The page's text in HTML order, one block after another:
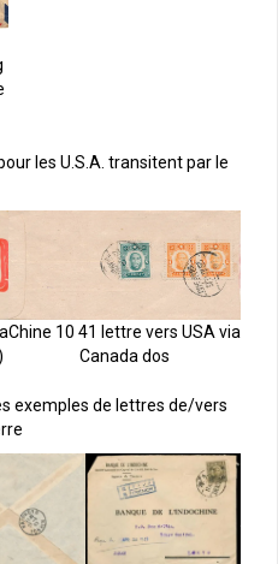
les U.S.A. transitent par le
Chine 10 41 lettre vers USA via
Canada dos
exemples de lettres de/vers